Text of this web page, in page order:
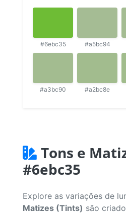
#6ebc35 #a5bc94
#a3bc90 #a2bc8e
Tons e
#6ebc35
Explore as variações de
Matizes (Tints) são